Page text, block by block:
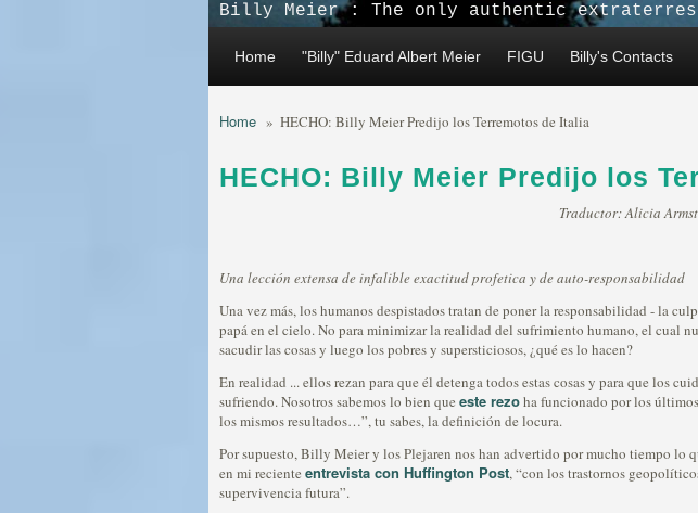
Billy Meier : The only authentic
Home "Billy" Eduard Albert Meier FIGU Billy's Contacts
Home » HECHO: Billy Meier Predijo los Terremotos de Italia
HECHO: Billy Meier Predijo los
Traductor: Alicia
Una lección extensa de infalible exactitud profetica y de auto-responsabilidad
Una vez más, los humanos despistados tratan de poner la responsabilidad - la
papá en el cielo. No para minimizar la realidad del sufrimiento humano, el cual
sacudir las cosas y luego los pobres y supersticiosos, ¿qué es lo hacen?
En realidad ... ellos rezan para que él detenga todos estas cosas y para que los
sufriendo. Nosotros sabemos lo bien que este rezoha funcionado por los
los mismos resultados…”, tu sabes, la definición de locura.
Por supuesto, Billy Meier y los Plejaren nos han advertido por mucho tiempo lo
en mi reciente entrevista con Huffington Post, “con los trastornos
supervivencia futura”.